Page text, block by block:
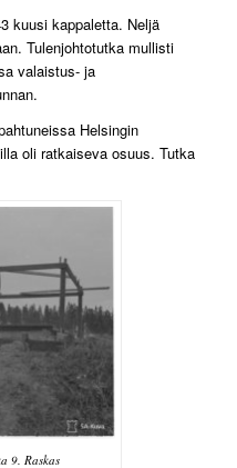
kuusi kappaletta. Neljä
Tulenjohtotutka mullisti
valaistus- ja
Helsingin
oli ratkaiseva osuus. Tutka
9. Raskas